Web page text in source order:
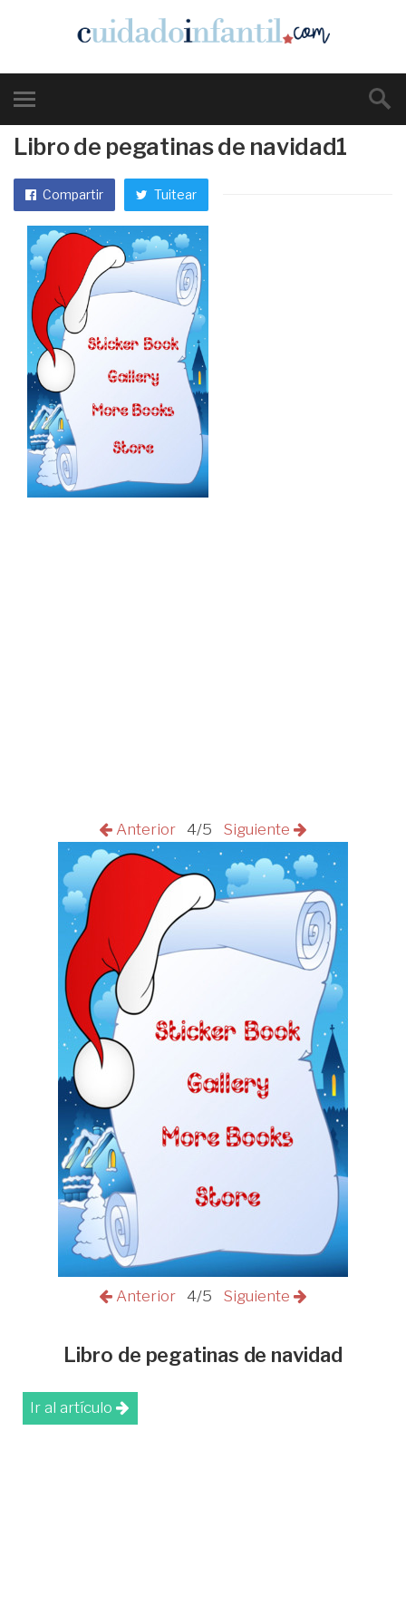
Libro de pegatinas de navidad1
Compartir Tuitear
Anterior 4/5 Siguiente
Anterior 4/5 Siguiente
Libro de pegatinas de navidad
Ir al artículo